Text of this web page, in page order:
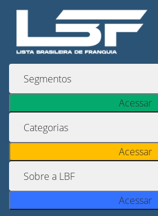
Acessar
Acessar
Acessar